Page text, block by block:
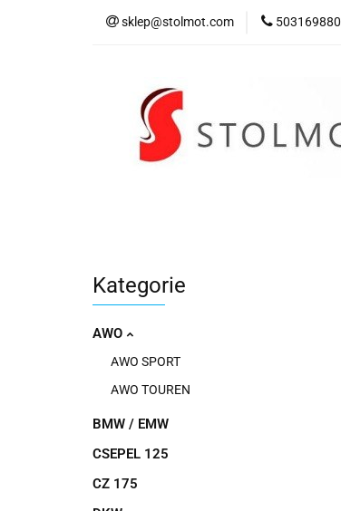
sklep@stolmot.com 503169880
Kategorie
AWO
AWO SPORT
AWO TOUREN
BMW / EMW
CSEPEL 125
CZ 175